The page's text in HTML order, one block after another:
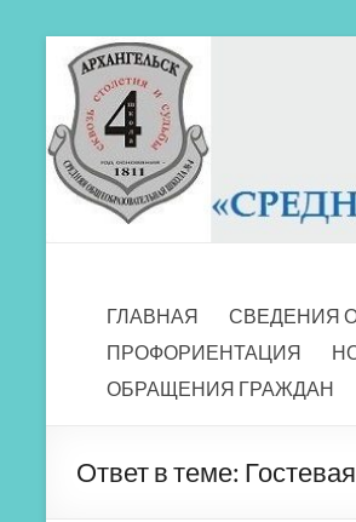
Перейти
содержимому
МБОУ СШ 4
ГЛАВНАЯ
СВЕДЕНИЯ
ПРОФОРИЕНТАЦИЯ
ОБРАЩЕНИЯ ГРАЖДАН
Ответ в теме: